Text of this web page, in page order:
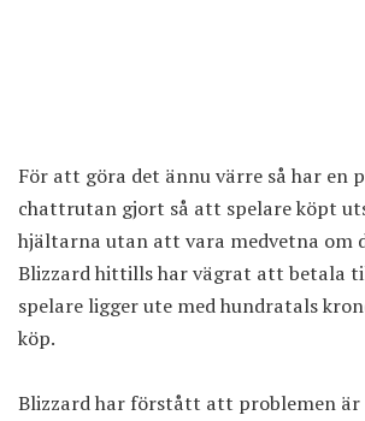
För att göra det ännu värre så har en
chattrutan gjort så att spelareköpt
hjältarna utan att vara medvetna om
Blizzard hittills har vägrat att betala
spelare ligger ute med hundratals
köp.
Blizzard har förstått att problemen